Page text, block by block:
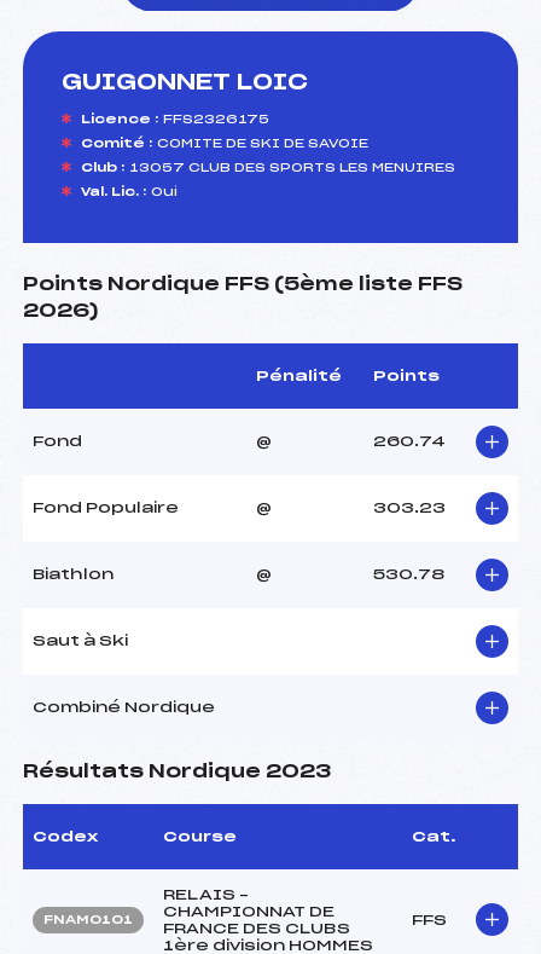
GUIGONNET LOIC
Licence : FFS2326175
Comité : COMITE DE SKI DE SAVOIE
Club : 13057 CLUB DES SPORTS LES MENUIRES
Val. Lic. : Oui
Points Nordique FFS (5ème liste FFS
2026)
Pénalité Points
Fond @ 260.74
Fond Populaire @ 303.23
Biathlon @ 530.78
Saut à Ski
Combiné Nordique
Résultats Nordique 2023
Codex Course Cat.
FNAM0101
RELAIS –
CHAMPIONNAT DE
FRANCE DES CLUBS
1ère division HOMMES
FFS